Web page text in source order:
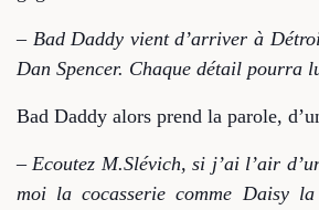
– Bad Daddy vient d’arriver à
Dan Spencer. Chaque détail pourra
Bad Daddy alors prend la parole,
– Ecoutez M.Slévich, si j’ai l’air
moi la cocasserie comme Daisy